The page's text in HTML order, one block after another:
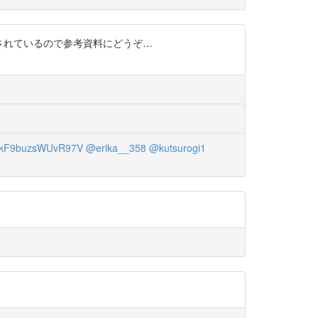
れているので参考資料にどうぞ…
@erika__358 @kutsurogi1